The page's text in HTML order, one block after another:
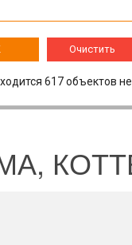
Очистить
617 объектов